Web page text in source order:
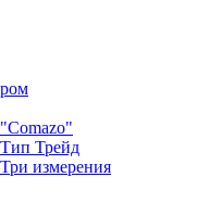
Трейд
измерения